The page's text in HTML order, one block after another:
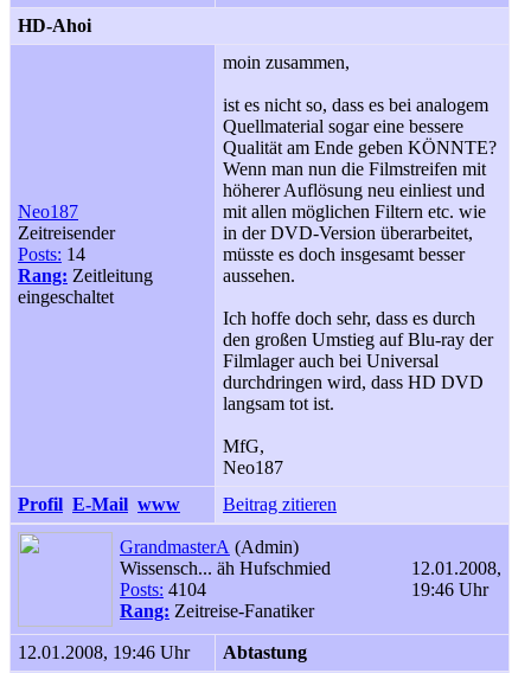
HD-Ahoi
Neo187
Zeitreisender
Posts: 14
Rang: Zeitleitung
eingeschaltet
moin zusammen,
ist es nicht so, dass es bei analogem
Quellmaterial sogar eine bessere
Qualität am Ende geben KÖNNTE?
Wenn man nun die Filmstreifen mit
höherer Auflösung neu einliest und
mit allen möglichen Filtern etc. wie
in der DVD-Version überarbeitet,
müsste es doch insgesamt besser
aussehen.
Ich hoffe doch sehr, dass es durch
den großen Umstieg auf Blu-ray der
Filmlager auch bei Universal
durchdringen wird, dass HD DVD
langsam tot ist.
MfG,
Neo187
Profil E-Mail www Beitrag zitieren
GrandmasterA (Admin)
Wissensch... äh Hufschmied
Posts: 4104
Rang: Zeitreise-Fanatiker
12.01.2008,
19:46 Uhr
12.01.2008, 19:46 Uhr
Abtastung